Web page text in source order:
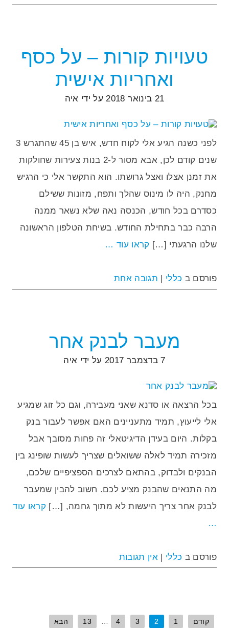
טעויות קורות – על כסף
ואחריות אישית
21 בינואר 2018 על ידי איה
לפני כשנה הגיע אלי לקוח חדש, איש בן 45 שהתגרש 3
שנים קודם לכן, אבא מסור ל-2 בנות צעירות שחולקות
את זמנן אצלו ואצל גרושתו. הוא התקשר אלי כי הרגיש
מחנק, היה לו מינוס שהלך ותפח, מזונות ששילם
כסדרם בכל חודש, הכנסה נאה שלא נשאר ממנה
הרבה כבר בתחילת החודש. בשיחת הטלפון הראשונה
שלנו הרגעתי […] קראו עוד …
פורסם ב כללי | תגובה אחת
מעבר לבנק אחר
7 בדצמבר 2017 על ידי איה
בכל הרצאה או סדנא שאני מעבירה, וגם כל זוג שמגיע
אלי לייעוץ, תמיד מתעניינים האם אפשר לעבור בנק
בקלות. היום בעידן הדיגיטאלי זה פחות מסובך אבל
מזכירה תמיד לאלה ששואלים שצריך לעשות שופינג בין
הבנקים ולבדוק, בהתאם לצרכים הספציפיים שלכם,
מה התנאים שהבנק מציע לכם. חשוב להבין שמעבר
לבנק אחר צריך היעשות לא מתוך גחמה, […] קראו עוד
…
פורסם ב כללי | אין תגובות
קודם 1
2
3
4
13 הבא